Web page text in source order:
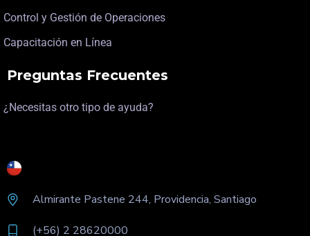
Control y Gestión de Operaciones
Capacitación en Línea
Preguntas Frecuentes
¿Necesitas otro tipo de ayuda?
Almirante Pastene 244, Providencia, Santiago
(+56) 2 28620000